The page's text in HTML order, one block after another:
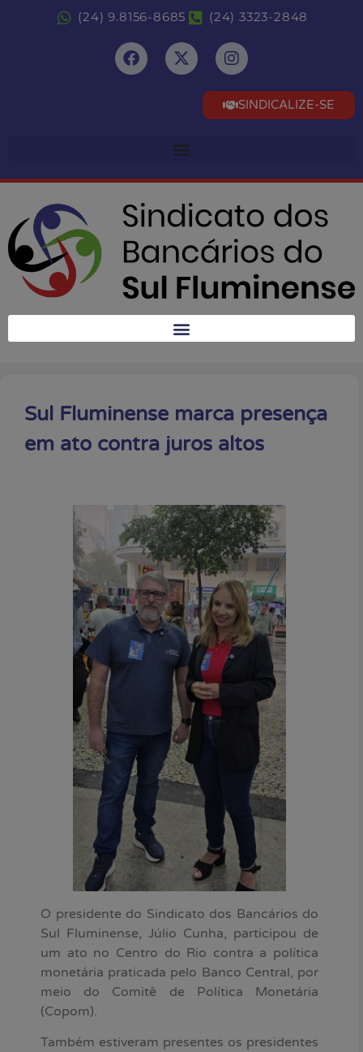
(24) 9.8156-8685 (24) 3323-2848
SINDICALIZE-SE
Sul Fluminense marca presença
em ato contra juros altos
O presidente do Sindicato dos Bancários do
Sul Fluminense, Júlio Cunha, participou de
um ato no Centro do Rio contra a política
monetária praticada pelo Banco Central, por
meio do Comitê de Política Monetária
(Copom).
Também estiveram presentes os presidentes